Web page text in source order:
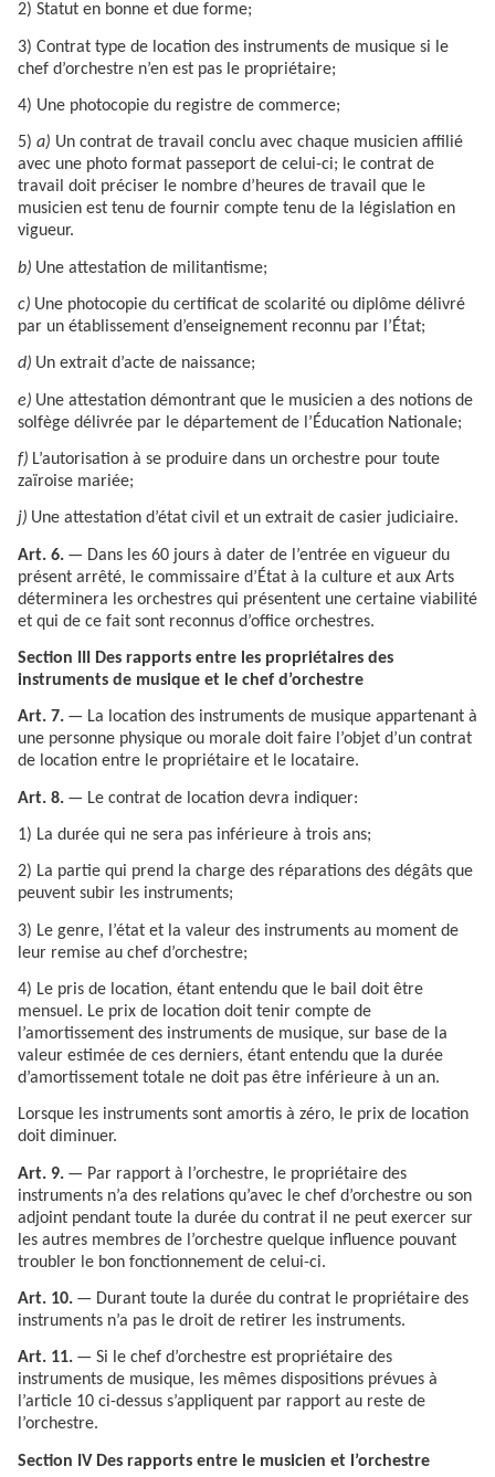
2) Statut en bonne et due forme;
3) Contrat type de location des instruments de musique si le
chef d’orchestre n’en est pas le propriétaire;
4) Une photocopie du registre de commerce;
5) a) Un contrat de travail conclu avec chaque musicien affilié
avec une photo format passeport de celui-ci; le contrat de
travail doit préciser le nombre d’heures de travail que le
musicien est tenu de fournir compte tenu de la législation en
vigueur.
b) Une attestation de militantisme;
c) Une photocopie du certificat de scolarité ou diplôme délivré
par un établissement d’enseignement reconnu par l’État;
d) Un extrait d’acte de naissance;
e) Une attestation démontrant que le musicien a des notions de
solfège délivrée par le département de l’Éducation Nationale;
f) L’autorisation à se produire dans un orchestre pour toute
zaïroise mariée;
j) Une attestation d’état civil et un extrait de casier judiciaire.
Art. 6. — Dans les 60 jours à dater de l’entrée en vigueur du
présent arrêté, le commissaire d’État à la culture et aux Arts
déterminera les orchestres qui présentent une certaine viabilité
et qui de ce fait sont reconnus d’office orchestres.
Section III Des rapports entre les propriétaires des
instruments de musique et le chef d’orchestre
Art. 7. — La location des instruments de musique appartenant à
une personne physique ou morale doit faire l’objet d’un contrat
de location entre le propriétaire et le locataire.
Art. 8. — Le contrat de location devra indiquer:
1) La durée qui ne sera pas inférieure à trois ans;
2) La partie qui prend la charge des réparations des dégâts que
peuvent subir les instruments;
3) Le genre, l’état et la valeur des instruments au moment de
leur remise au chef d’orchestre;
4) Le pris de location, étant entendu que le bail doit être
mensuel. Le prix de location doit tenir compte de
l’amortissement des instruments de musique, sur base de la
valeur estimée de ces derniers, étant entendu que la durée
d’amortissement totale ne doit pas être inférieure à un an.
Lorsque les instruments sont amortis à zéro, le prix de location
doit diminuer.
Art. 9. — Par rapport à l’orchestre, le propriétaire des
instruments n’a des relations qu’avec le chef d’orchestre ou son
adjoint pendant toute la durée du contrat il ne peut exercer sur
les autres membres de l’orchestre quelque influence pouvant
troubler le bon fonctionnement de celui-ci.
Art. 10. — Durant toute la durée du contrat le propriétaire des
instruments n’a pas le droit de retirer les instruments.
Art. 11. — Si le chef d’orchestre est propriétaire des
instruments de musique, les mêmes dispositions prévues à
l’article 10 ci-dessus s’appliquent par rapport au reste de
l’orchestre.
Section IV Des rapports entre le musicien et l’orchestre